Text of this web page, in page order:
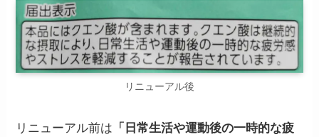
リニューアル後
リニューアル前は 「日常生活や運動後の一時的な疲